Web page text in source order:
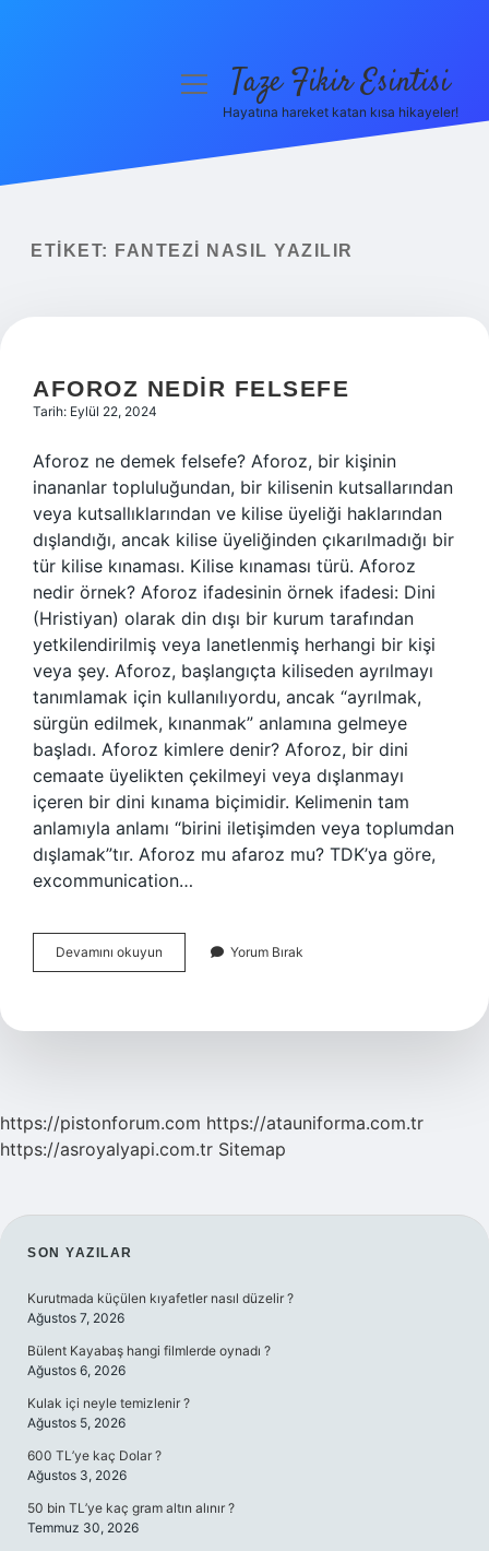
Yasal Uyarı
menüyüTaze Fikir Esintisi
Hayatına hareket katan kısa hikayeler!
ETIKET: FANTEZI NASIL YAZILIR
AFOROZ NEDIR FELSEFE
Tarih: Eylül 22, 2024
Aforoz ne demek felsefe? Aforoz, bir kişinin
inananlar topluluğundan, bir kilisenin kutsallarından
veya kutsallıklarından ve kilise üyeliği haklarından
dışlandığı, ancak kilise üyeliğinden çıkarılmadığı bir
tür kilise kınaması. Kilise kınaması türü. Aforoz
nedir örnek? Aforoz ifadesinin örnek ifadesi: Dini
(Hristiyan) olarak din dışı bir kurum tarafından
yetkilendirilmiş veya lanetlenmiş herhangi bir kişi
veya şey. Aforoz, başlangıçta kiliseden ayrılmayı
tanımlamak için kullanılıyordu, ancak “ayrılmak,
sürgün edilmek, kınanmak” anlamına gelmeye
başladı. Aforoz kimlere denir? Aforoz, bir dini
cemaate üyelikten çekilmeyi veya dışlanmayı
içeren bir dini kınama biçimidir. Kelimenin tam
anlamıyla anlamı “birini iletişimden veya toplumdan
dışlamak”tır. Aforoz mu afaroz mu? TDK’ya göre,
excommunication…
Devamını okuyun
Nedir
Yorum Bırak
https://pistonforum.com https://atauniforma.com.tr
https://asroyalyapi.com.tr Sitemap
SIDEBAR
SON YAZILAR
Kurutmada küçülen kıyafetler nasıl düzelir ?
Ağustos 7, 2026
Bülent Kayabaş hangi filmlerde oynadı ?
Ağustos 6, 2026
Kulak içi neyle temizlenir ?
Ağustos 5, 2026
600 TL’ye kaç Dolar ?
Ağustos 3, 2026
50 bin TL’ye kaç gram altın alınır ?
Temmuz 30, 2026